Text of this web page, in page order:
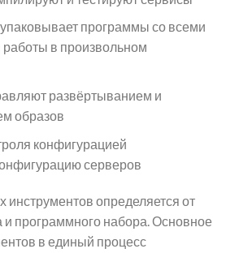
программы со всеми
в произвольном
развёртыванием и
образов
конфигурацией
серверов
определяется от
и программного набора. Основное
в единый процесс